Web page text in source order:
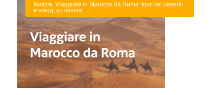
Notizie Viaggiare in Marocco da Roma: tour nel deserto
e viaggi su misura